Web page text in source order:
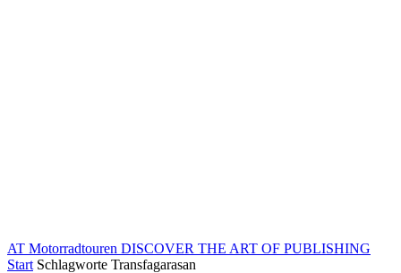
AT Motorradtouren DISCOVER THE ART OF PUBLISHING
Start Schlagworte Transfagarasan